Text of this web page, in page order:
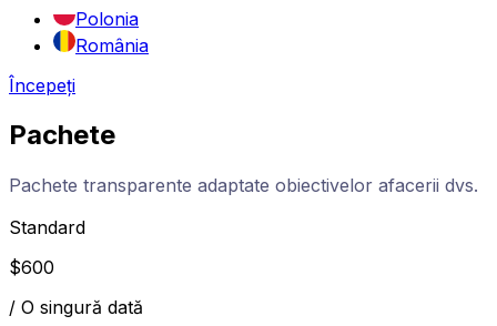
Polonia
România
Începeți
Pachete
Pachete transparente adaptate obiectivelor afacerii dvs.
Standard
$600
/ O singură dată